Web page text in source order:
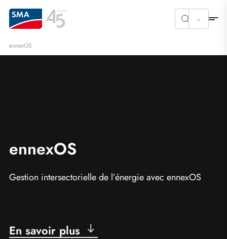
ennexOS
ennexOS
Gestion intersectorielle de l’énergie avec ennexOS
En savoir plus